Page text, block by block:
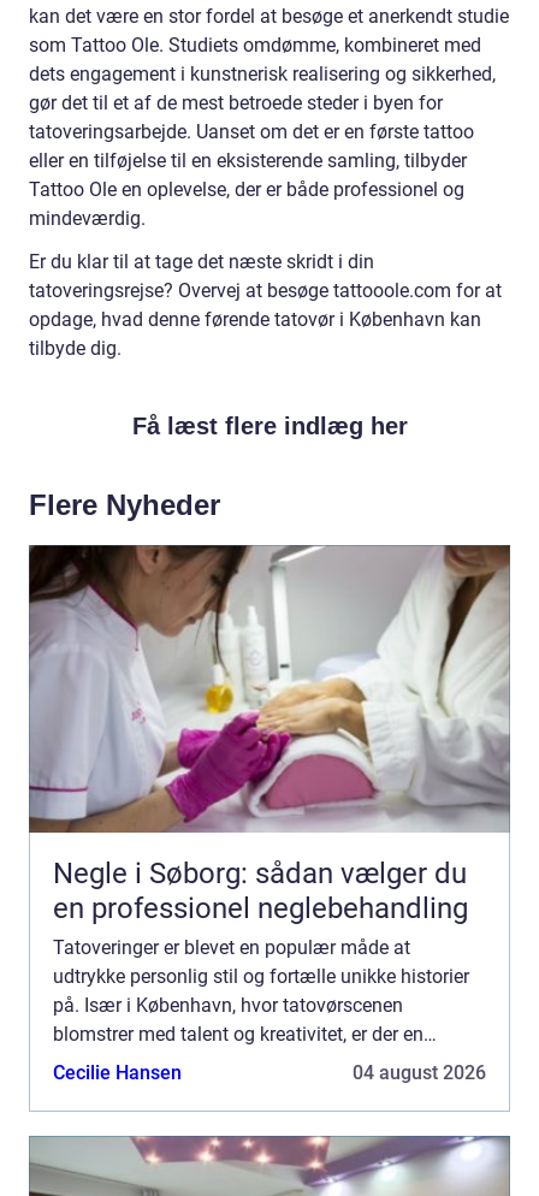
kan det være en stor fordel at besøge et anerkendt studie
som Tattoo Ole. Studiets omdømme, kombineret med
dets engagement i kunstnerisk realisering og sikkerhed,
gør det til et af de mest betroede steder i byen for
tatoveringsarbejde. Uanset om det er en første tattoo
eller en tilføjelse til en eksisterende samling, tilbyder
Tattoo Ole en oplevelse, der er både professionel og
mindeværdig.
Er du klar til at tage det næste skridt i din
tatoveringsrejse? Overvej at besøge tattooole.com for at
opdage, hvad denne førende tatovør i København kan
tilbyde dig.
Få læst flere indlæg her
Flere Nyheder
Negle i Søborg: sådan vælger du
en professionel neglebehandling
Tatoveringer er blevet en populær måde at
udtrykke personlig stil og fortælle unikke historier
på. Især i København, hvor tatovørscenen
blomstrer med talent og kreativitet, er der en
stigende efterspø...
Cecilie Hansen 04 august 2026